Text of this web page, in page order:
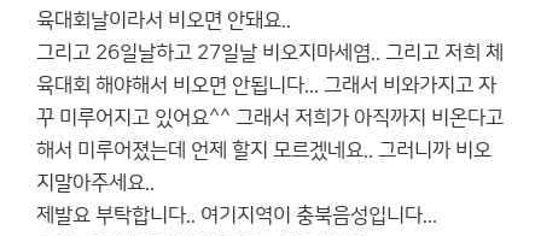
육대회날이라서 비오면 안돼요..
그리고 26일날하고 27일날 비오지마세염.. 그리고 저희 체
육대회 해야해서 비오면 안됩니다... 그래서 비와가지고 자
꾸 미루어지고 있어요^^ 그래서 저희가 아직까지 비온다고
해서 미루어졌는데 언제 할지 모르겠네요.. 그러니까 비오
지말아주세요..
제발요 부탁합니다.. 여기지역이 충북음성입니다...